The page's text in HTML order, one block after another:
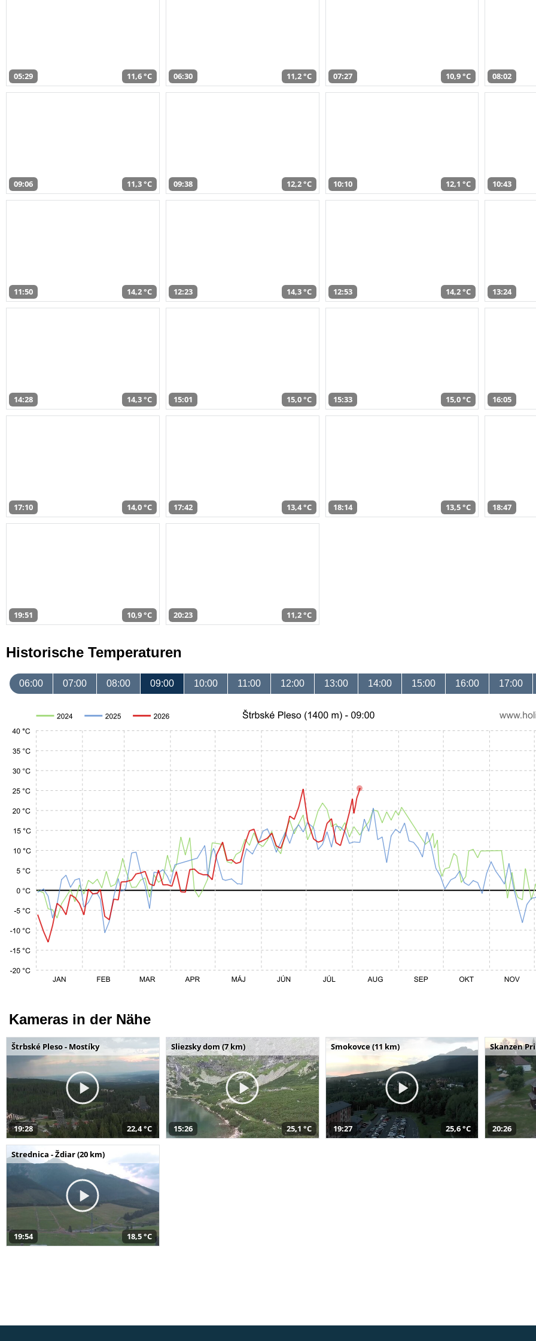
05:29 11,6 °C 06:30 11,2 °C 07:27 10,9 °C 08:02
09:06 11,3 °C 09:38 12,2 °C 10:10 12,1 °C 10:43
11:50 14,2 °C 12:23 14,3 °C 12:53 14,2 °C 13:24
14:28 14,3 °C 15:01 15,0 °C 15:33 15,0 °C 16:05
17:10 14,0 °C 17:42 13,4 °C 18:14 13,5 °C 18:47
19:51 10,9 °C 20:23 11,2 °C
Historische Temperaturen
06:00 07:00 08:00 09:00 10:00 11:00 12:00 13:00 14:00 15:00 16:00 17:00
Kameras in der Nähe
Štrbské Pleso - Mostíky
19:28 22,4 °C
Sliezsky dom (7 km)
15:26 25,1 °C
Smokovce (11 km)
19:27 25,6 °C
Skanzen
20:26
Strednica - Ždiar (20 km)
19:54 18,5 °C